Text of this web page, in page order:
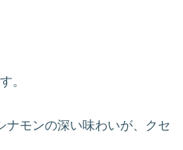
。
ナモンの深い味わいが、クセ